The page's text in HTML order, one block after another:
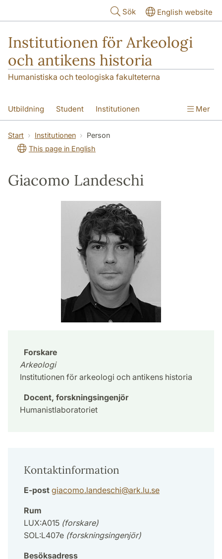
Sök English website
Institutionen för Arkeologi
och antikens historia
Humanistiska och teologiska fakulteterna
Utbildning Student Institutionen
Forskning Kontakt
Mer
Start Institutionen
Person
This page in English
Giacomo Landeschi
Forskare
Arkeologi
Institutionen för arkeologi och antikens historia
Docent, forskningsingenjör
Humanistlaboratoriet
Kontaktinformation
E-post giacomo.landeschi@ark.lu.se
Rum
LUX:A015 (forskare)
SOL:L407e (forskningsingenjör)
Besöksadress